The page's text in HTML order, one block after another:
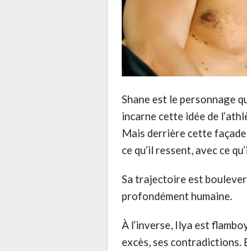
Shane est le personnage
incarne cette idée de
Mais derrière cette
ce qu’il ressent, avec ce
Sa trajectoire est
profondément humaine.
À l’inverse, Ilya est
excès, ses contradictions.